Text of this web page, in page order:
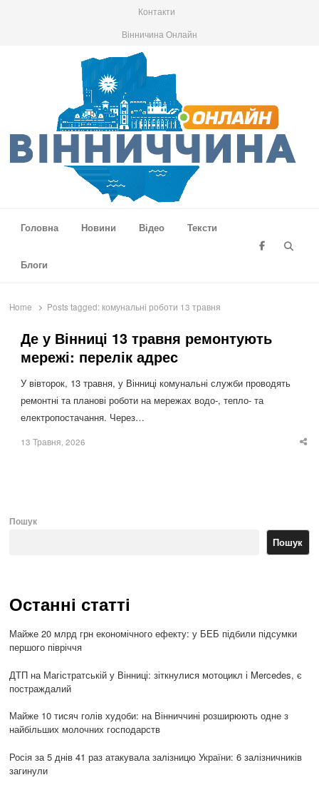
Контакти
Вінничина Онлайн
Головна
Новини Відео Тексти
Блоги
Home Posts tagged: комунальні роботи 13 травня
Де у Вінниці 13 травня ремонтують
мережі: перелік адрес
У вівторок, 13 травня, у Вінниці комунальні служби проводять
ремонтні та планові роботи на мережах водо-, тепло- та
електропостачання. Через…
13 Травня, 2026
Пошук
Пошук
Останні статті
Майже 20 млрд грн економічного ефекту: у БЕБ підбили підсумки
першого півріччя
ДТП на Магістратській у Вінниці: зіткнулися мотоцикл і Mercedes, є
постраждалий
Майже 10 тисяч голів худоби: на Вінниччині розширюють одне з
найбільших молочних господарств
Росія за 5 днів 41 раз атакувала залізницю України: 6 залізничників
загинули